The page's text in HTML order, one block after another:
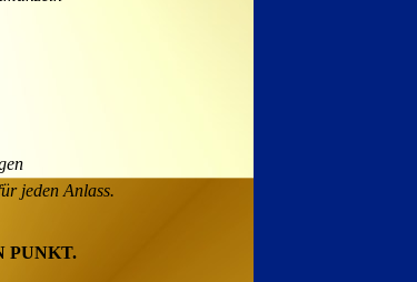
jeden Anlass.
PUNKT.